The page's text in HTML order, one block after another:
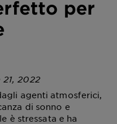
per
2022
agenti atmosferici,
di sonno e
è stressata e ha